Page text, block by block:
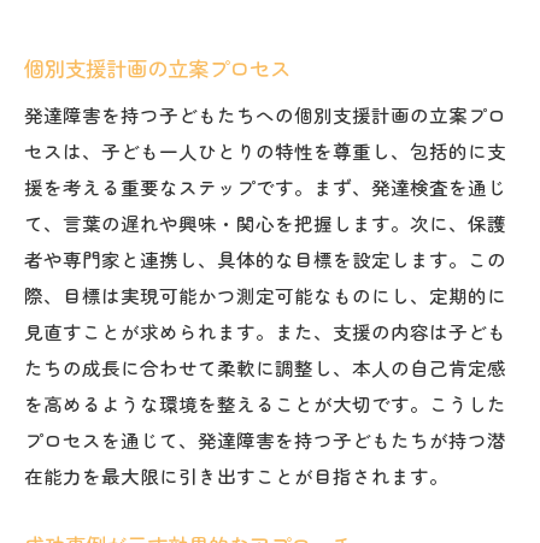
個別支援計画の立案プロセス
発達障害を持つ子どもたちへの個別支援計画の立案プロ
セスは、子ども一人ひとりの特性を尊重し、包括的に支
援を考える重要なステップです。まず、発達検査を通じ
て、言葉の遅れや興味・関心を把握します。次に、保護
者や専門家と連携し、具体的な目標を設定します。この
際、目標は実現可能かつ測定可能なものにし、定期的に
見直すことが求められます。また、支援の内容は子ども
たちの成長に合わせて柔軟に調整し、本人の自己肯定感
を高めるような環境を整えることが大切です。こうした
プロセスを通じて、発達障害を持つ子どもたちが持つ潜
在能力を最大限に引き出すことが目指されます。